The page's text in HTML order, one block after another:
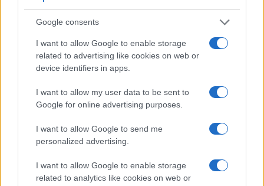
Google consents
I want to allow Google to enable storage
related to advertising like cookies on web or
device identifiers in apps.
I want to allow my user data to be sent to
Google for online advertising purposes.
I want to allow Google to send me
personalized advertising.
I want to allow Google to enable storage
related to analytics like cookies on web or